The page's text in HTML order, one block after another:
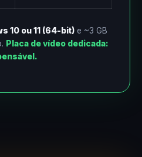
10 ou 11 (64-bit) e ~3 GB
Placa de vídeo dedicada: